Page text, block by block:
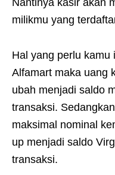
Nantinya kasir akan
milikmu yang
Hal yang perlu kamu
Alfamart maka uang
ubah menjadi saldo
transaksi.
maksimal nominal
up menjadi saldo
transaksi.